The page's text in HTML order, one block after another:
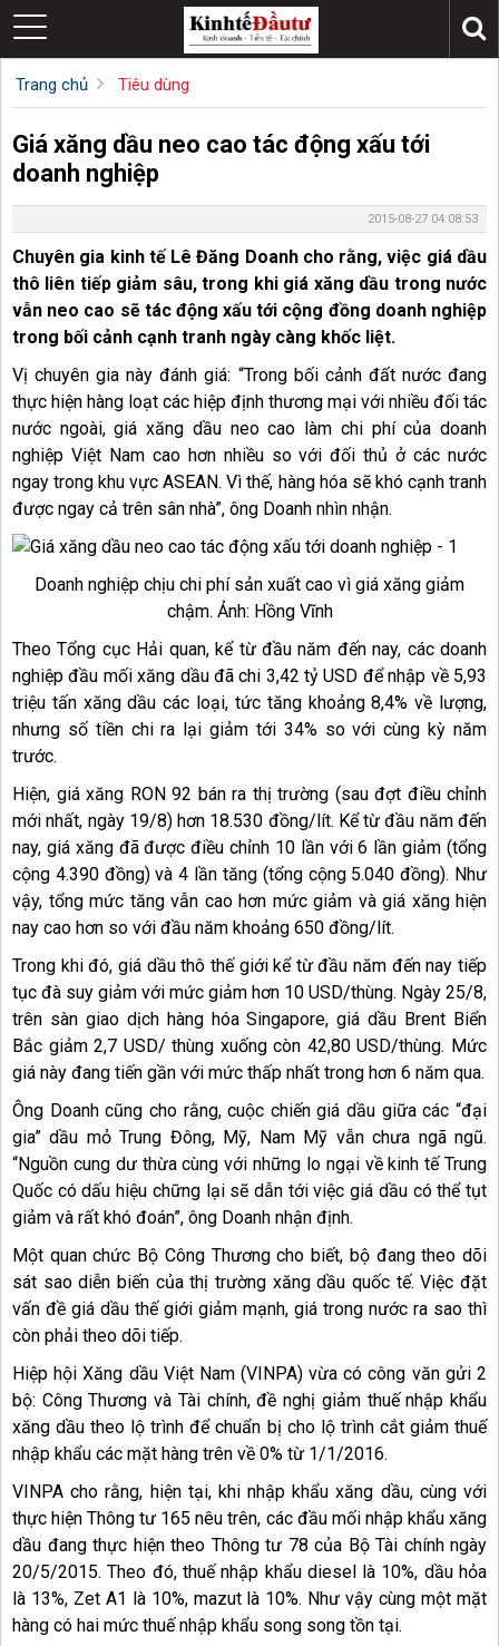
Trang chủ Tiêu dùng
Giá xăng dầu neo cao tác động xấu tới
doanh nghiệp
2015-08-27 04:08:53
Chuyên gia kinh tế Lê Đăng Doanh cho rằng, việc giá dầu
thô liên tiếp giảm sâu, trong khi giá xăng dầu trong nước
vẫn neo cao sẽ tác động xấu tới cộng đồng doanh nghiệp
trong bối cảnh cạnh tranh ngày càng khốc liệt.
Vị chuyên gia này đánh giá: “Trong bối cảnh đất nước đang
thực hiện hàng loạt các hiệp định thương mại với nhiều đối tác
nước ngoài, giá xăng dầu neo cao làm chi phí của doanh
nghiệp Việt Nam cao hơn nhiều so với đối thủ ở các nước
ngay trong khu vực ASEAN. Vì thế, hàng hóa sẽ khó cạnh tranh
được ngay cả trên sân nhà”, ông Doanh nhìn nhận.
Doanh nghiệp chịu chi phí sản xuất cao vì giá xăng giảm
chậm. Ảnh: Hồng Vĩnh
Theo Tổng cục Hải quan, kể từ đầu năm đến nay, các doanh
nghiệp đầu mối xăng dầu đã chi 3,42 tỷ USD để nhập về 5,93
triệu tấn xăng dầu các loại, tức tăng khoảng 8,4% về lượng,
nhưng số tiền chi ra lại giảm tới 34% so với cùng kỳ năm
trước.
Hiện, giá xăng RON 92 bán ra thị trường (sau đợt điều chỉnh
mới nhất, ngày 19/8) hơn 18.530 đồng/lít. Kể từ đầu năm đến
nay, giá xăng đã được điều chỉnh 10 lần với 6 lần giảm (tổng
cộng 4.390 đồng) và 4 lần tăng (tổng cộng 5.040 đồng). Như
vậy, tổng mức tăng vẫn cao hơn mức giảm và giá xăng hiện
nay cao hơn so với đầu năm khoảng 650 đồng/lít.
Trong khi đó, giá dầu thô thế giới kể từ đầu năm đến nay tiếp
tục đà suy giảm với mức giảm hơn 10 USD/thùng. Ngày 25/8,
trên sàn giao dịch hàng hóa Singapore, giá dầu Brent Biển
Bắc giảm 2,7 USD/ thùng xuống còn 42,80 USD/thùng. Mức
giá này đang tiến gần với mức thấp nhất trong hơn 6 năm qua.
Ông Doanh cũng cho rằng, cuộc chiến giá dầu giữa các “đại
gia” dầu mỏ Trung Đông, Mỹ, Nam Mỹ vẫn chưa ngã ngũ.
“Nguồn cung dư thừa cùng với những lo ngại về kinh tế Trung
Quốc có dấu hiệu chững lại sẽ dẫn tới việc giá dầu có thể tụt
giảm và rất khó đoán”, ông Doanh nhận định.
Một quan chức Bộ Công Thương cho biết, bộ đang theo dõi
sát sao diễn biến của thị trường xăng dầu quốc tế. Việc đặt
vấn đề giá dầu thế giới giảm mạnh, giá trong nước ra sao thì
còn phải theo dõi tiếp.
Hiệp hội Xăng dầu Việt Nam (VINPA) vừa có công văn gửi 2
bộ: Công Thương và Tài chính, đề nghị giảm thuế nhập khẩu
xăng dầu theo lộ trình để chuẩn bị cho lộ trình cắt giảm thuế
nhập khẩu các mặt hàng trên về 0% từ 1/1/2016.
VINPA cho rằng, hiện tại, khi nhập khẩu xăng dầu, cùng với
thực hiện Thông tư 165 nêu trên, các đầu mối nhập khẩu xăng
dầu đang thực hiện theo Thông tư 78 của Bộ Tài chính ngày
20/5/2015. Theo đó, thuế nhập khẩu diesel là 10%, dầu hỏa
là 13%, Zet A1 là 10%, mazut là 10%. Như vậy cùng một mặt
hàng có hai mức thuế nhập khẩu song song tồn tại.